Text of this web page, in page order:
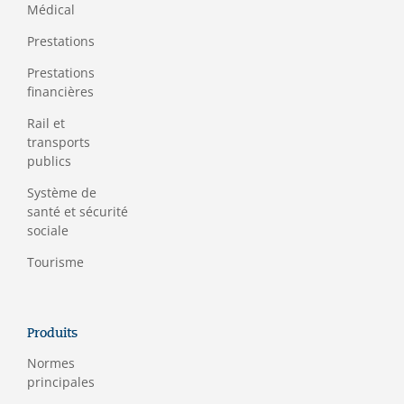
Médical
Prestations
Prestations
financières
Rail et
transports
publics
Système de
santé et sécurité
sociale
Tourisme
Produits
Normes
principales